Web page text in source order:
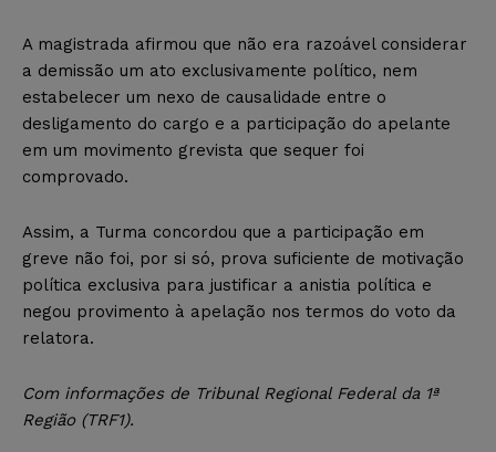
A magistrada afirmou que não era razoável considerar
a demissão um ato exclusivamente político, nem
estabelecer um nexo de causalidade entre o
desligamento do cargo e a participação do apelante
em um movimento grevista que sequer foi
comprovado.
Assim, a Turma concordou que a participação em
greve não foi, por si só, prova suficiente de motivação
política exclusiva para justificar a anistia política e
negou provimento à apelação nos termos do voto da
relatora.
Com informações de Tribunal Regional Federal da 1ª
Região (TRF1).